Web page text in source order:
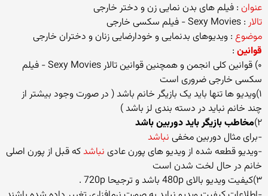
عنوان : فیلم های بدن نمایی زن و دختر خارجی
تالار : Sexy Movies - فیلم سکسی خارجی
موضوع : ویدیوهای بدنمایی و خودارضایی زنان و دختران خارجی
قوانین :
۰) قوانین کلی انجمن و همچنین قوانین تالار Sexy Movies - فیلم
سکسی خارجی ضروری است
۱)ویدیو ها تنها باید یک بازیگر خانم باشد ( در صورت وجود بیشتر از
چند خانم نباید در دسته بندی لز باشد )
۲) مخاطب بازیگر باید دوربین باشد
-برای مثال دوربین مخفی نباشد
-ویدیو قطعه شده از ویدیو های پورن عادی نباشدکه قبل از پورن اصلی
خانم در حال لخت شدن است
۳)کیفیت ویدیو بالای 480p باشد و
ترجیحا 720p
.